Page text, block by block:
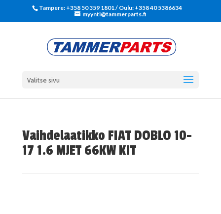
Tampere: +358 50 359 1801‬ / Oulu: +358 40 5386634
myynti@tammerparts.fi
Valitse sivu
Vaihdelaatikko FIAT DOBLO 10-
17 1.6 MJET 66KW KIT